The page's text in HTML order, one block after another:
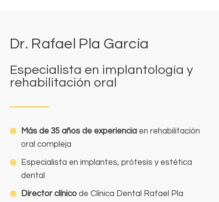
Dr. Rafael Pla García
Especialista en implantología y
rehabilitación oral
Más de 35 años de experienciaen rehabilitación
oral compleja
Especialista en implantes, prótesis y estética
dental
Director clínicode Clínica Dental Rafael Pla